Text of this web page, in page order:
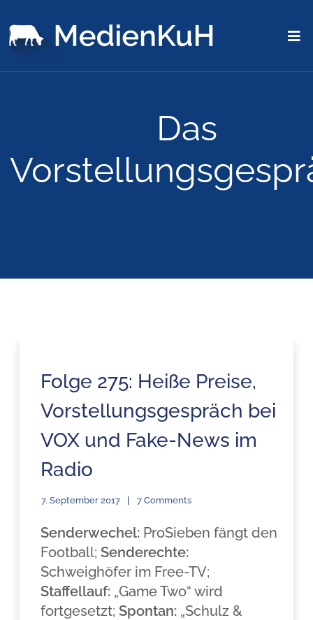
Das
Folge 275: Heiße Preise,
Vorstellungsgespräch bei
VOX und Fake-News im
Radio
7. September 2017 7 Comments
Senderwechel: ProSieben fängt den
Football;Senderechte:
Schweighöfer im Free-TV;
Staffellauf: „Game Two“ wird
fortgesetzt;Spontan: „Schulz &